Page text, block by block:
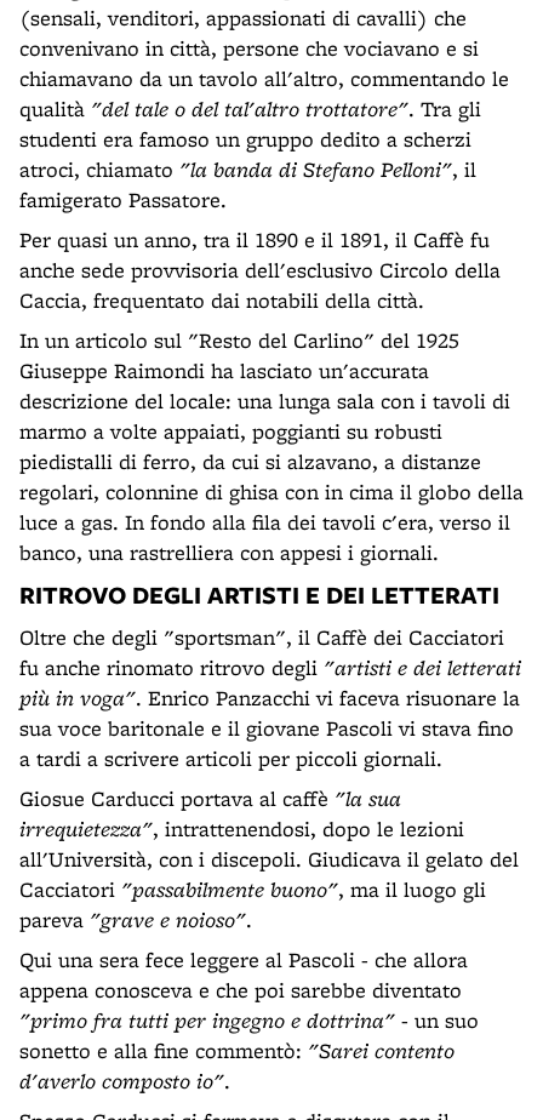
(sensali, venditori, appassionati di cavalli) che
convenivano in città, persone che vociavano e si
chiamavano da un tavolo all'altro, commentando le
qualità "del tale o del tal'altro trottatore". Tra gli
studenti era famoso un gruppo dedito a scherzi
atroci, chiamato "la banda di Stefano Pelloni", il
famigerato Passatore.
Per quasi un anno, tra il 1890 e il 1891, il Caffè fu
anche sede provvisoria dell'esclusivo Circolo della
Caccia, frequentato dai notabili della città.
In un articolo sul "Resto del Carlino" del 1925
Giuseppe Raimondi ha lasciato un'accurata
descrizione del locale: una lunga sala con i tavoli di
marmo a volte appaiati, poggianti su robusti
piedistalli di ferro, da cui si alzavano, a distanze
regolari, colonnine di ghisa con in cima il globo della
luce a gas. In fondo alla fila dei tavoli c'era, verso il
banco, una rastrelliera con appesi i giornali.
RITROVO DEGLI ARTISTI E DEI LETTERATI
Oltre che degli "sportsman", il Caffè dei Cacciatori
fu anche rinomato ritrovo degli "artisti e dei letterati
più in voga". Enrico Panzacchi vi faceva risuonare la
sua voce baritonale e il giovane Pascoli vi stava fino
a tardi a scrivere articoli per piccoli giornali.
Giosue Carducci portava al caffè "la sua
irrequietezza", intrattenendosi, dopo le lezioni
all'Università, con i discepoli. Giudicava il gelato del
Cacciatori "passabilmente buono", ma il luogo gli
pareva "grave e noioso".
Qui una sera fece leggere al Pascoli - che allora
appena conosceva e che poi sarebbe diventato
"primo fra tutti per ingegno e dottrina" - un suo
sonetto e alla fine commentò: "Sarei contento
d'averlo composto io".